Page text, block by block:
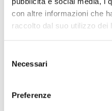
con altre informazioni che
raccolto dal suo utilizzo dei
delNecessari
Preferenze
Ascoli Piceno -
dell’alta tensione e